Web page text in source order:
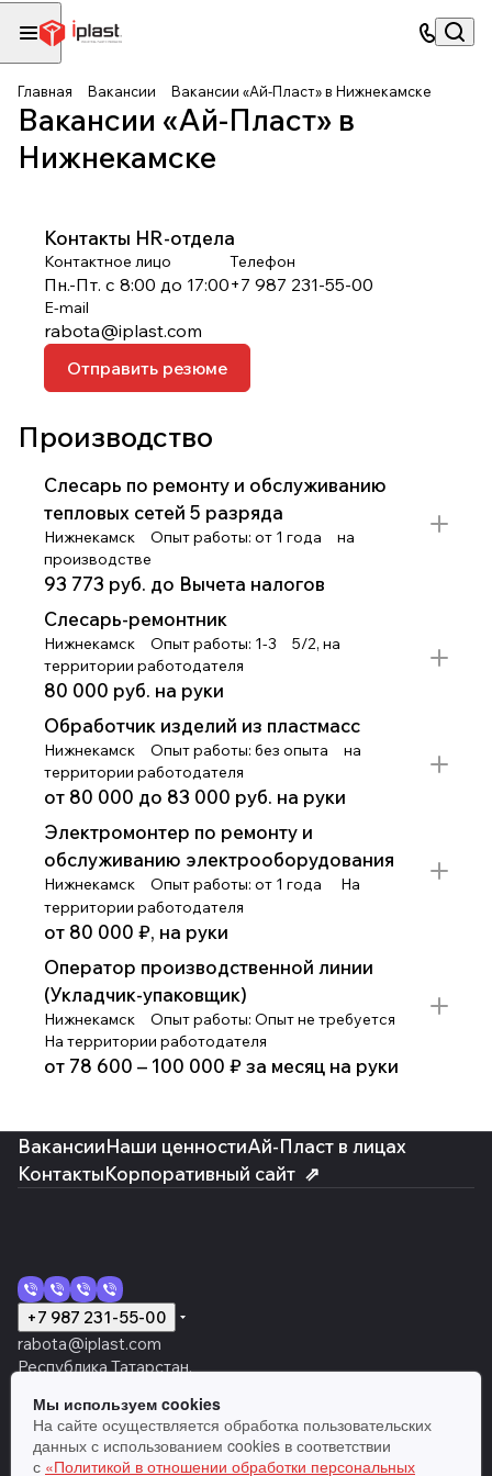
Главная Вакансии Вакансии «Ай-Пласт» в Нижнекамске
Вакансии «Ай-Пласт» в
Нижнекамске
Контакты HR-отдела
Контактное лицо
Пн.-Пт. с 8:00 до 17:00
Телефон
+7 987 231-55-00
E-mail
rabota@iplast.com
Отправить резюме
Производство
Слесарь по ремонту и обслуживанию
тепловых сетей 5 разряда
Нижнекамск Опыт работы: от 1 года
на
производстве
93 773 руб. до Вычета налогов
Слесарь-ремонтник
Нижнекамск Опыт работы: 1-3
5/2, на
территории работодателя
80 000 руб. на руки
Обработчик изделий из пластмасс
Нижнекамск Опыт работы: без опыта
на
территории работодателя
от 80 000 до 83 000 руб. на руки
Электромонтер по ремонту и
обслуживанию электрооборудования
Нижнекамск Опыт работы: от 1 года
На
территории работодателя
от 80 000 ₽, на руки
Оператор производственной линии
(Укладчик-упаковщик)
Нижнекамск
Опыт работы: Опыт не требуется
На территории работодателя
от 78 600 – 100 000 ₽ за месяц на руки
ВакансииНаши ценностиАй-Пласт в лицах
КонтактыКорпоративный сайт ⇗
+7 987 231-55-00
rabota@iplast.com
Республика Татарстан,
Темная тема
Правовая информация|Политика в отношении обработки
персональных данных
Мы используем cookies
На сайте осуществляется обработка пользовательских
данных с использованием cookies в соответствии
с «Политикой в отношении обработки персональных